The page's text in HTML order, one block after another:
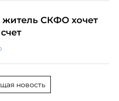
СКФО хочет
новость